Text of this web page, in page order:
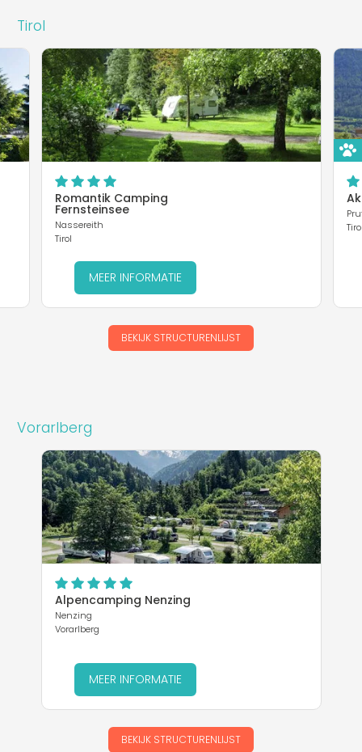
Tirol
Romantik Camping
Fernsteinsee
Nassereith
Tirol
MEER INFORMATIE
BEKIJK STRUCTURENLIJST
Vorarlberg
Alpencamping Nenzing
Nenzing
Vorarlberg
MEER INFORMATIE
BEKIJK STRUCTURENLIJST